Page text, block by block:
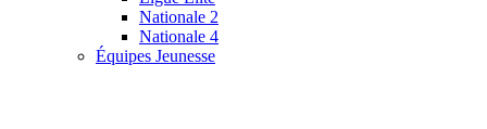
Nationale 2
Nationale 4
Équipes Jeunesse